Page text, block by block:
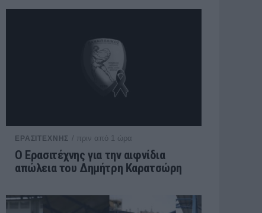
ΕΡΑΣΙΤΕΧΝΗΣ / πριν από 1 ώρα
Ο Ερασιτέχνης για την αιφνίδια
απώλεια του Δημήτρη Καρατσώρη